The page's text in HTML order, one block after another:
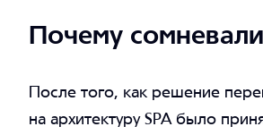
Почему
После того, как решение
на архитектуру SPA было